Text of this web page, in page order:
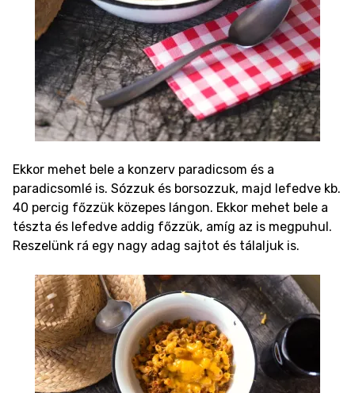
Ekkor mehet bele a konzerv paradicsom és a
paradicsomlé is. Sózzuk és borsozzuk, majd lefedve kb.
40 percig főzzük közepes lángon. Ekkor mehet bele a
tészta és lefedve addig főzzük, amíg az is megpuhul.
Reszelünk rá egy nagy adag sajtot és tálaljuk is.